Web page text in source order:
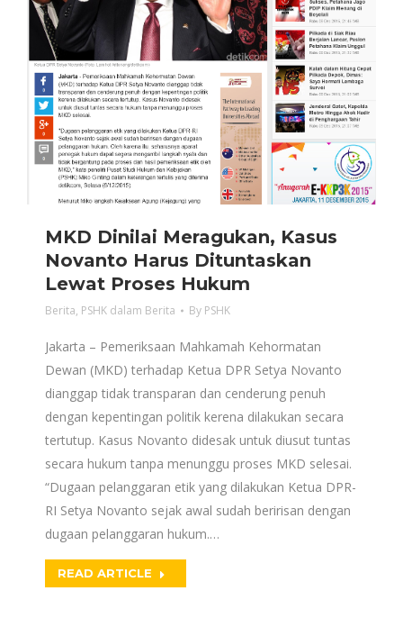
MKD Dinilai Meragukan, Kasus
Novanto Harus Dituntaskan
Lewat Proses Hukum
Berita, PSHK dalam Berita By PSHK
Jakarta – Pemeriksaan Mahkamah Kehormatan
Dewan (MKD) terhadap Ketua DPR Setya Novanto
dianggap tidak transparan dan cenderung penuh
dengan kepentingan politik kerena dilakukan secara
tertutup. Kasus Novanto didesak untuk diusut tuntas
secara hukum tanpa menunggu proses MKD selesai.
“Dugaan pelanggaran etik yang dilakukan Ketua DPR-
RI Setya Novanto sejak awal sudah beririsan dengan
dugaan pelanggaran hukum.…
READ ARTICLE